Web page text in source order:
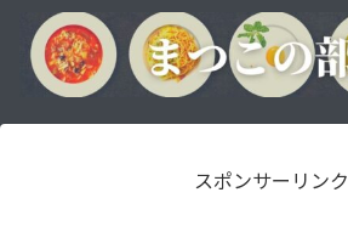
スポンサーリンク